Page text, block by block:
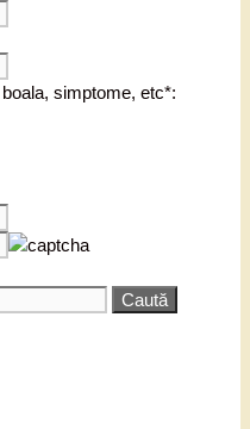
simptome, etc*: